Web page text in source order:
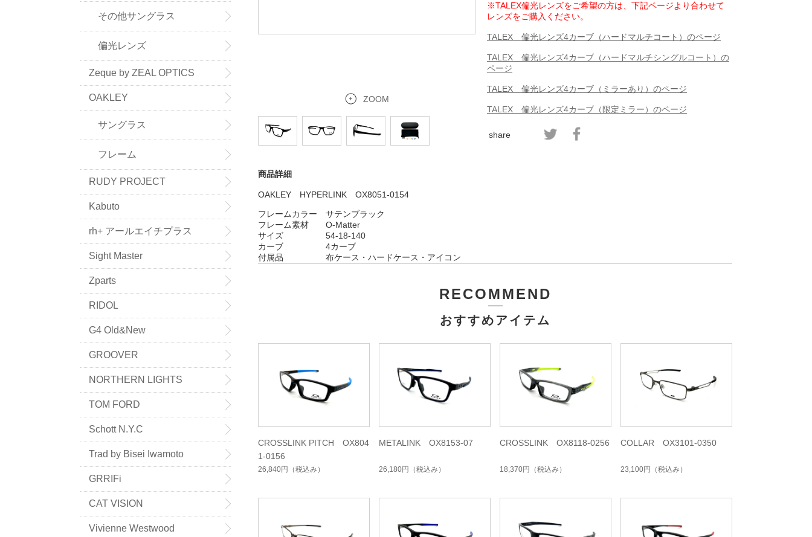
ZOOM
※TALEX偏光レンズをご希望の方は、下記ページより合わせて
レンズをご購入ください。
TALEX 偏光レンズ4カーブ（ハードマルチコート）のページ
TALEX 偏光レンズ4カーブ（ハードマルチシングルコート）の
ページ
TALEX 偏光レンズ4カーブ（ミラーあり）のページ
TALEX 偏光レンズ4カーブ（限定ミラー）のページ
share
商品詳細
OAKLEY HYPERLINK OX8051-0154
フレームカラー サテンブラック
フレーム素材 O-Matter
サイズ 54-18-140
カーブ 4カーブ
付属品 布ケース・ハードケース・ アイコン
RECOMMEND
おすすめアイテム
CROSSLINK PITCH OX804
1-0156
26,840円 （税込み）
METALINK OX8153-07
26,180円 （税込み）
CROSSLINK OX8118-0256
18,370円 （税込み）
COLLAR OX3101-0350
23,100円 （税込み）
その他サングラス
偏光レンズ
Zeque by ZEAL OPTICS
OAKLEY
サングラス
フレーム
RUDY PROJECT
Kabuto
rh+ アールエイチプラス
Sight Master
Zparts
RIDOL
G4 Old&New
GROOVER
NORTHERN LIGHTS
TOM FORD
Schott N.Y.C
Trad by Bisei Iwamoto
GRRIFi
CAT VISION
Vivienne Westwood